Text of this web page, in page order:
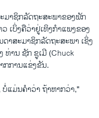
ມາຊິກລັດຖະສະພາຂອງພັກ
ເບິ່ງຄືວ່າຢູ່ເທິງກຳແພງຂອງ
າສະມາຊິກລັດຖະສະພາ ເຊິ່ງ
ທ່ານ ຊັກ ຊູເມີ (Chuck
ກການແຂ່ງຂັນ.
ບໍ່ແມ່ນຄໍາວ່າ ຖ້າຫາກວ່າ,"